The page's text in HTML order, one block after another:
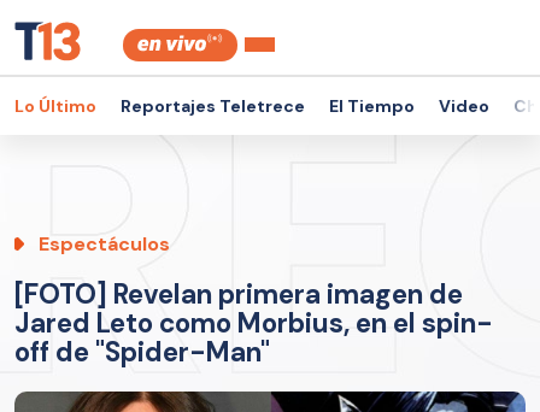
Lo Último Reportajes Teletrece El Tiempo Video
Espectáculos
[FOTO] Revelan primera imagen de
Jared Leto como Morbius, en el spin-
off de "Spider-Man"